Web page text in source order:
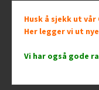
har
Husk å sjekk ut
Her legger vi ut
Vi har også gode